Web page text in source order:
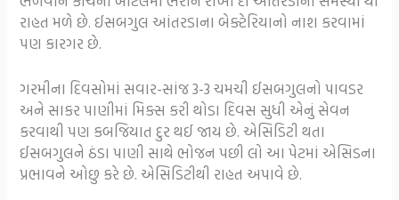
રાહત મળે છે. ઈસબગુલ આંતરડાના બેક્ટેરિયાનો નાશ કરવામાં
પણ કારગર છે.
ગરમીના દિવસોમાં સવાર-સાંજ 3-3 ચમચી ઈસબગુલનો પાવડર
અને સાકર પાણીમાં મિક્સ કરી થોડા દિવસ સુધી એનું સેવન
કરવાથી પણ કબજિયાત દુર થઈ જાય છે. એસિડિટી થતા
ઈસબગુલને ઠંડા પાણી સાથે ભોજન પછી લો આ પેટમાં એસિડના
પ્રભાવને ઓછુ કરે છે. એસિડિટીથી રાહત અપાવે છે.